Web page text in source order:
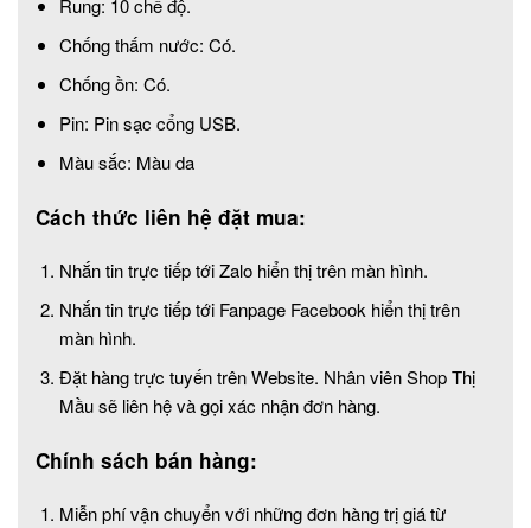
Rung: 10 chế độ.
Chống thấm nước: Có.
Chống ồn: Có.
Pin: Pin sạc cổng USB.
Màu sắc: Màu da
Cách thức liên hệ đặt mua:
Nhắn tin trực tiếp tới Zalo hiển thị trên màn hình.
Nhắn tin trực tiếp tới Fanpage Facebook hiển thị trên
màn hình.
Đặt hàng trực tuyến trên Website. Nhân viên Shop Thị
Mầu sẽ liên hệ và gọi xác nhận đơn hàng.
Chính sách bán hàng:
Miễn phí vận chuyển với những đơn hàng trị giá từ